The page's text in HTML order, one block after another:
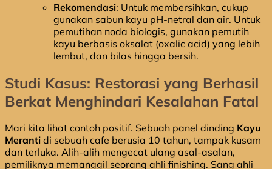
Rekomendasi: Untuk membersihkan, cukup
gunakan sabun kayu pH-netral dan air. Untuk
pemutihan noda biologis, gunakan pemutih
kayu berbasis oksalat (oxalic acid) yang lebih
lembut, dan bilas hingga bersih.
Studi Kasus: Restorasi yang Berhasil
Berkat Menghindari Kesalahan Fatal
Mari kita lihat contoh positif. Sebuah panel dinding Kayu
Meranti di sebuah cafe berusia 10 tahun, tampak kusam
dan terluka. Alih-alih mengecat ulang asal-asalan,
pemiliknya memanggil seorang ahli finishing. Sang ahli